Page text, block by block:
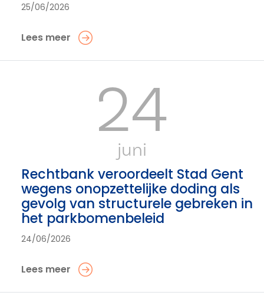
25/06/2026
Lees meer
24
juni
Rechtbank veroordeelt Stad Gent
wegens onopzettelijke doding als
gevolg van structurele gebreken in
het parkbomenbeleid
24/06/2026
Lees meer